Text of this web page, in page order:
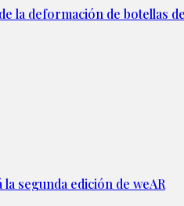
la deformación de botellas
segunda edición de weAR